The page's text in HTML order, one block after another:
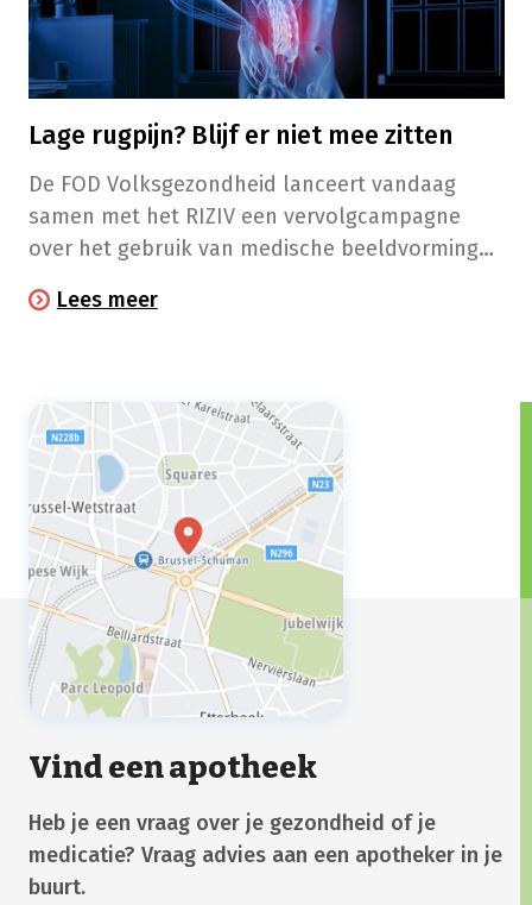
Lage rugpijn? Blijf er niet mee zitten
De FOD Volksgezondheid lanceert vandaag
samen met het RIZIV een vervolgcampagne
over het gebruik van medische beeldvorming
onderzoek niet aangewezen en heeft het geen
Lees meer
Vind een apotheek
Heb je een vraag over je gezondheid of je
medicatie? Vraag advies aan een apotheker in je
buurt.